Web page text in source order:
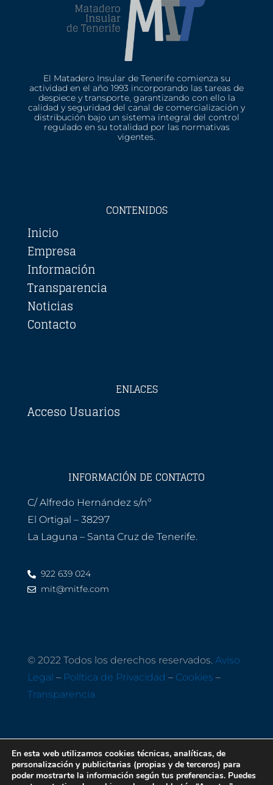
El Matadero Insular de Tenerife comienza su
actividad en el año 1993 incorporando las tareas de
despiece y transporte, garantizando con ello la
calidad y seguridad del canal de comercialización y
distribución bajo un sistema integral del control
regulado en su totalidad por las normativas
vigentes.
CONTENIDOS
Inicio
Empresa
Información
Transparencia
Noticias
Contacto
ENLACES
Acceso Usuarios
INFORMACIÓN DE CONTACTO
C/ Alfredo Hernández s/nº
El Ortigal – 38297
La Laguna – Santa Cruz de Tenerife.
922 639 024
mit@mitfe.com
© 2022 Todos los derechos reservados. Aviso
Legal – Política de Privacidad – Cookies –
Transparencia
En esta web utilizamos cookies técnicas, analíticas, de
personalización y publicitarias (propias y de terceros) para
poder mostrarte la información según tus preferencias. Puedes